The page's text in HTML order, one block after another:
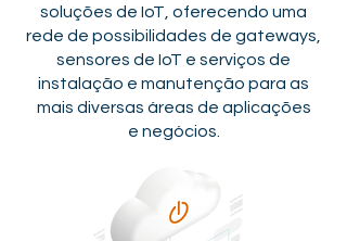
soluções de IoT, oferecendo uma
rede de possibilidades de gateways,
sensores de IoT e serviços de
instalação e manutenção para as
mais diversas áreas de aplicações
e negócios.